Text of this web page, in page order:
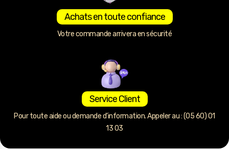
Achats en toute confiance
Votre commande arrivera en sécurité
Service Client
Pour toute aide ou demande d’information. Appeler au : (05 60) 01
13 03